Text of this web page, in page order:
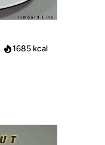
1685 kcal